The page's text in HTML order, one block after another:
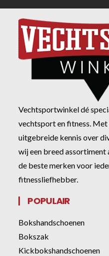
Vechtsportwinkel dé
vechtsport en fitness.
uitgebreide kennis over
wij een breed
de beste merken voor
fitnessliefhebber.
POPULAIR
Bokshandschoenen
Bokszak
Kickbokshandschoenen